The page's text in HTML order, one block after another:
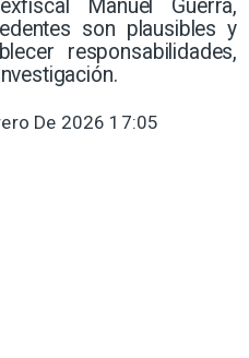
Manuel Guerra,
son plausibles y
responsabilidades,
De 2026 17:05